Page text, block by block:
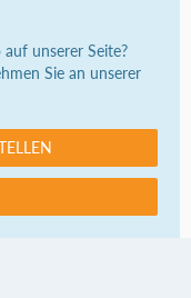
unserer Seite?
Sie an unserer